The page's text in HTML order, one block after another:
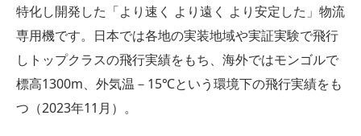
特化し開発した「より速く より遠く より安定した」物流
専用機です。日本では各地の実装地域や実証実験で飛行
しトップクラスの飛行実績をもち、海外ではモンゴルで
標高1300m、外気温－15℃という環境下の飛行実績をも
つ（2023年11月）。